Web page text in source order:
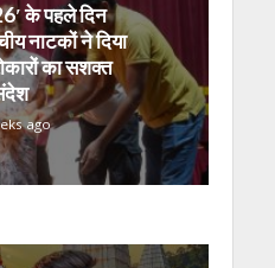
के पहले दिन
नाटकों ने दिया
का सशक्त
ago